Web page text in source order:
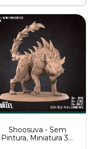
Shoosuva - Sem
Pintura, Miniatura 3D